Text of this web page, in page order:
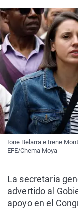
Ione Belarra e Irene
EFE/Chema Moya
La secretaria
advertido al
apoyo en el